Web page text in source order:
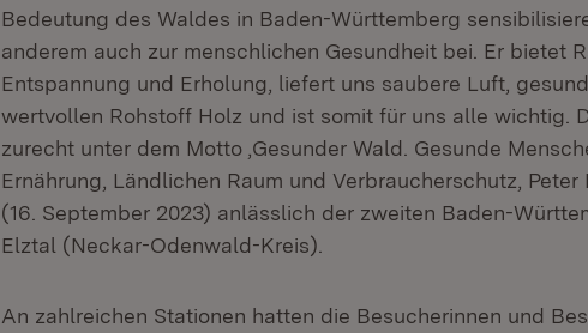
Bedeutung des Waldes in Baden-Württemberg
anderem auch zur menschlichen Gesundheit bei. Er bietet
Entspannung und Erholung, liefert uns saubere Luft,
wertvollen Rohstoff Holz und ist somit für uns alle wichtig.
zurecht unter dem Motto ‚Gesunder Wald. Gesunde
Ernährung, Ländlichen Raum und Verbraucherschutz,
(16. September 2023) anlässlich der zweiten Baden-
Elztal (Neckar-Odenwald-Kreis).
An zahlreichen Stationen hatten die Besucherinnen und